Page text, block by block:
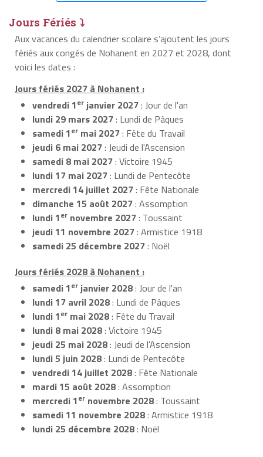
Jours Fériés ⤵
Aux vacances du calendrier scolaire s’ajoutent les jours
fériés aux congés de Nohanent en 2027 et 2028, dont
voici les dates :
Jours fériés 2027 à Nohanent :
vendredi 1er janvier 2027: Jour de l'an
lundi 29 mars 2027: Lundi de Pâques
samedi 1er mai 2027: Fête du Travail
jeudi 6 mai 2027: Jeudi de l'Ascension
samedi 8 mai 2027: Victoire 1945
lundi 17 mai 2027: Lundi de Pentecôte
mercredi 14 juillet 2027: Fête Nationale
dimanche 15 août 2027: Assomption
lundi 1er novembre 2027: Toussaint
jeudi 11 novembre 2027: Armistice 1918
samedi 25 décembre 2027: Noël
Jours fériés 2028 à Nohanent :
samedi 1er janvier 2028: Jour de l'an
lundi 17 avril 2028: Lundi de Pâques
lundi 1er mai 2028: Fête du Travail
lundi 8 mai 2028: Victoire 1945
jeudi 25 mai 2028: Jeudi de l'Ascension
lundi 5 juin 2028: Lundi de Pentecôte
vendredi 14 juillet 2028: Fête Nationale
mardi 15 août 2028: Assomption
mercredi 1er novembre 2028: Toussaint
samedi 11 novembre 2028: Armistice 1918
lundi 25 décembre 2028: Noël